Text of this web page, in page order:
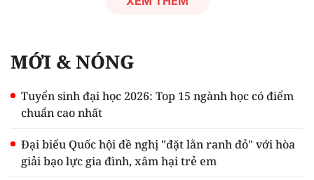
MỚI & NÓNG
Tuyển sinh đại học 2026: Top 15 ngành học có điểm
chuẩn cao nhất
Đại biểu Quốc hội đề nghị "đặt lằn ranh đỏ" với hòa
giải bạo lực gia đình, xâm hại trẻ em